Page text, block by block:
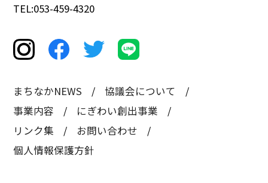
TEL:053-459-4320
まちなかNEWS
協議会について
事業内容
にぎわい創出事業
リンク集
お問い合わせ
個人情報保護方針